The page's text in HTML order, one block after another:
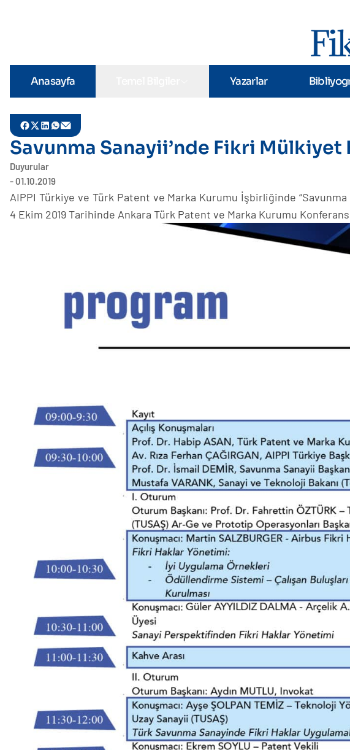
Anasayfa Yazarlar
Savunma Sanayii’nde Fikri Mülkiyet
Duyurular
- 01.10.2019
AIPPI Türkiye ve Türk Patent ve Marka Kurumu İşbirliğinde “Savunma
4 Ekim 2019 Tarihinde Ankara Türk Patent ve Marka Kurumu